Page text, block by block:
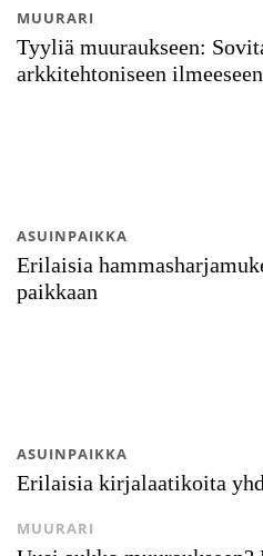
Tyyliä muuraukseen:
arkkitehtoniseen ilmeeseen
MUURARI
Erilaisia
paikkaan
ASUINPAIKKA
Erilaisia kirjalaatikoita
ASUINPAIKKA
MUURARI